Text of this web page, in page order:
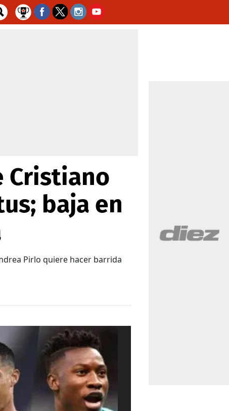
Cristiano
baja en
Pirlo quiere hacer barrida